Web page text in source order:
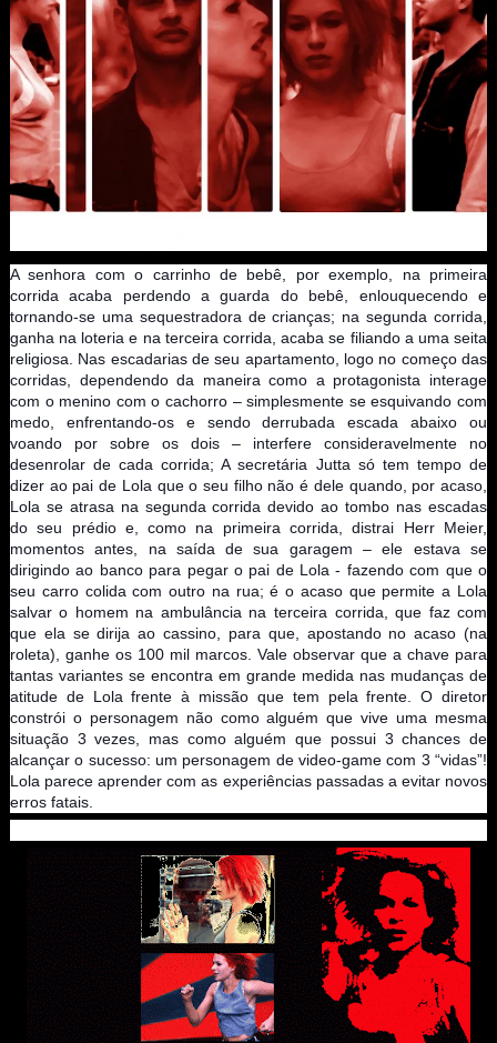
A senhora com o carrinho de bebê, por exemplo, na primeira
corrida acaba perdendo a guarda do bebê, enlouquecendo e
tornando-se uma sequestradora de crianças; na segunda corrida,
ganha na loteria e na terceira corrida, acaba se filiando a uma seita
religiosa. Nas escadarias de seu apartamento, logo no começo das
corridas, dependendo da maneira como a protagonista interage
com o menino com o cachorro – simplesmente se esquivando com
medo, enfrentando-os e sendo derrubada escada abaixo ou
voando por sobre os dois – interfere consideravelmente no
desenrolar de cada corrida; A secretária Jutta só tem tempo de
dizer ao pai de Lola que o seu filho não é dele quando, por acaso,
Lola se atrasa na segunda corrida devido ao tombo nas escadas
do seu prédio e, como na primeira corrida, distrai Herr Meier,
momentos antes, na saída de sua garagem – ele estava se
dirigindo ao banco para pegar o pai de Lola - fazendo com que o
seu carro colida com outro na rua; é o acaso que permite a Lola
salvar o homem na ambulância na terceira corrida, que faz com
que ela se dirija ao cassino, para que, apostando no acaso (na
roleta), ganhe os 100 mil marcos. Vale observar que a chave para
tantas variantes se encontra em grande medida nas mudanças de
atitude de Lola frente à missão que tem pela frente. O diretor
constrói o personagem não como alguém que vive uma mesma
situação 3 vezes, mas como alguém que possui 3 chances de
alcançar o sucesso: um personagem de video-game com 3 “vidas”!
Lola parece aprender com as experiências passadas a evitar novos
erros fatais.